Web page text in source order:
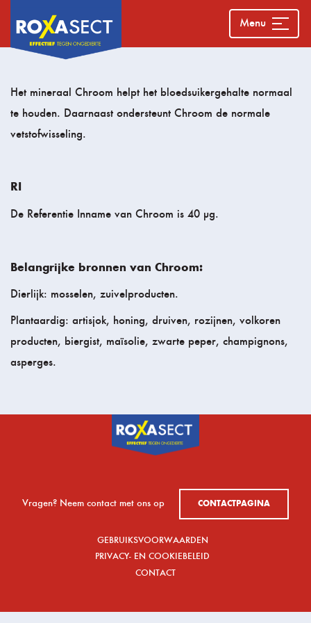
Menu
Het mineraal Chroom helpt het bloedsuikergehalte normaal
te houden. Daarnaast ondersteunt Chroom de normale
vetstofwisseling.
RI
De Referentie Inname van Chroom is 40 µg.
Belangrijke bronnen van Chroom:
Dierlijk: mosselen, zuivelproducten.
Plantaardig: artisjok, honing, druiven, rozijnen, volkoren
producten, biergist, maïsolie, zwarte peper, champignons,
asperges.
Vragen? Neem contact met ons op CONTACTPAGINA
GEBRUIKSVOORWAARDEN
PRIVACY- EN COOKIEBELEID
CONTACT